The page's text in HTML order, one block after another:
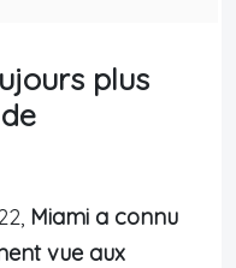
plus
Miami a connu
vue aux